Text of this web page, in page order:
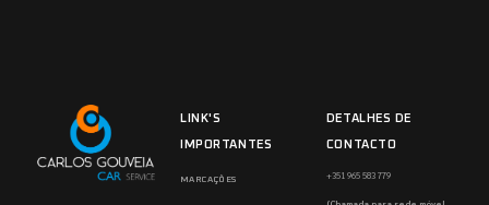
LINK'S
IMPORTANTES
MARCAÇÕES
DETALHES DE
CONTACTO
+351 965 583 779